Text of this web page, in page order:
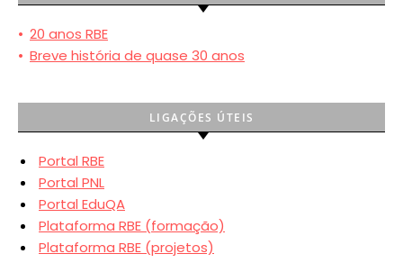
• 20 anos RBE
• Breve história de quase 30 anos
LIGAÇÕES ÚTEIS
Portal RBE
Portal PNL
Portal EduQA
Plataforma RBE (formação)
Plataforma RBE (projetos)